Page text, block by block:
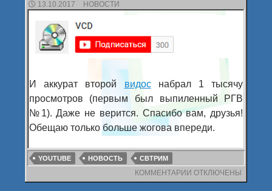
13.10.2017 НОВОСТИ
И аккурат второй видоснабрал 1 тысячу
просмотров (первым был выпиленный РГВ
№1). Даже не верится. Спасибо вам, друзья!
Обещаю только больше жогова впереди.
YOUTUBE НОВОСТЬ СВТРИМ
КОММЕНТАРИИ К
ЗАПИСИ
ОТКЛЮЧЕНЫ